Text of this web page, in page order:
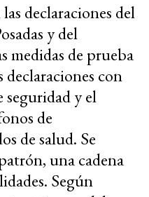
declaraciones del
y del
medidas de prueba
declaraciones con
seguridad y el
de
de salud. Se
una cadena
Según